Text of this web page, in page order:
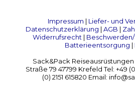
Impressum | Liefer- und
Datenschutzerklärung | AGB |
Widerrufsrecht|
Batterieentsorgung |
Sack&Pack
Straße 79 47799 Krefeld Tel: +49
(0) 2151 615820 Email: